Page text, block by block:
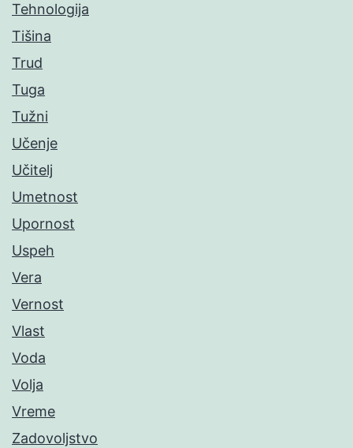
Tehnologija
Tišina
Trud
Tuga
Tužni
Učenje
Učitelj
Umetnost
Upornost
Uspeh
Vera
Vernost
Vlast
Voda
Volja
Vreme
Zadovoljstvo